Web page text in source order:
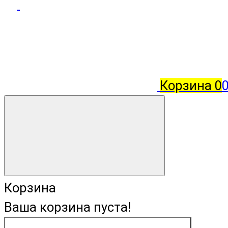
Корзина 0
Корзина
Ваша корзина пуста!